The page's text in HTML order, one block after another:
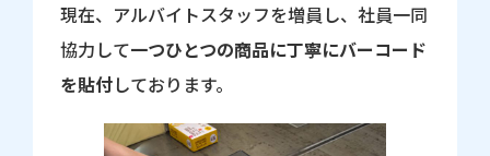
現在、アルバイトスタッフを増員し、社員一同
協力して一つひとつの商品に丁寧にバーコード
を貼付しております。